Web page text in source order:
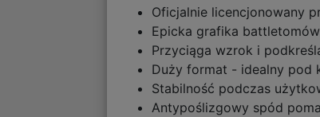
Oficjalnie licencjonowany
Epicka grafika battletomów
Przyciąga wzrok i
Duży format - idealny pod
Stabilność podczas
Antypoślizgowy spód